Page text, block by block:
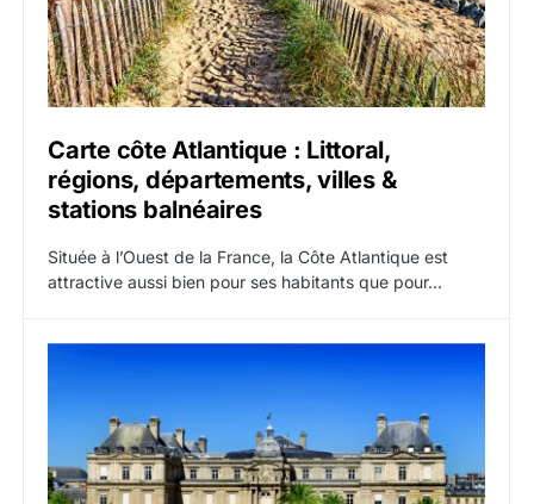
Carte côte Atlantique : Littoral,
régions, départements, villes &
stations balnéaires
Située à l’Ouest de la France, la Côte Atlantique est
attractive aussi bien pour ses habitants que pour…